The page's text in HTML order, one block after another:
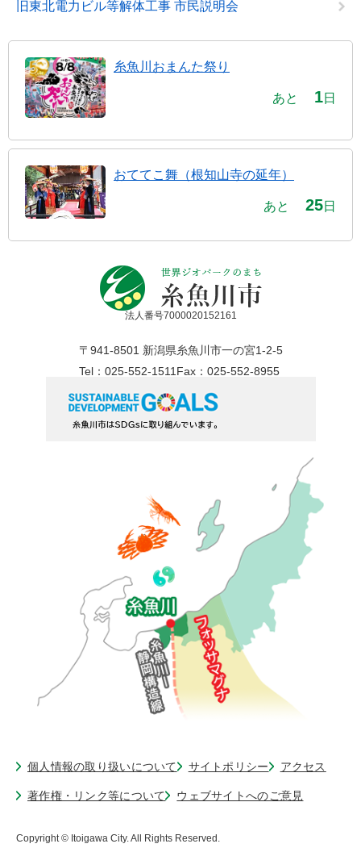
旧東北電力ビル等解体工事 市民説明会
糸魚川おまんた祭り
あと 1日
おててこ舞（根知山寺の延年）
あと 25日
法人番号7000020152161
〒941-8501 新潟県糸魚川市一の宮1-2-5
Tel：025-552-1511 Fax：025-552-8955
個人情報の取り扱いについて サイトポリシー アクセス
著作権・リンク等について ウェブサイトへのご意見
Copyright © Itoigawa City. All Rights Reserved.